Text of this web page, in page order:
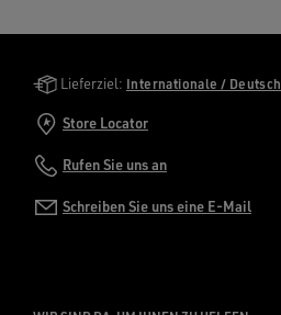
Golden Goose Services
Lieferziel: Internationale / Deutsch
Store Locator
Rufen Sie uns an
Schreiben Sie uns eine E-Mail